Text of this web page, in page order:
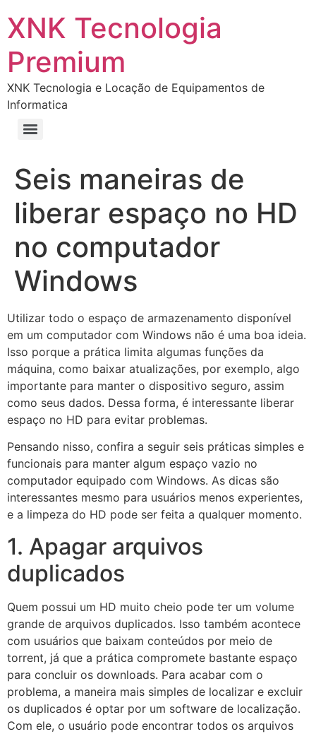
XNK Tecnologia
Premium
XNK Tecnologia e Locação de Equipamentos de
Informatica
Seis maneiras de
liberar espaço no HD
no computador
Windows
Utilizar todo o espaço de armazenamento disponível
em um computador com Windows não é uma boa ideia.
Isso porque a prática limita algumas funções da
máquina, como baixar atualizações, por exemplo, algo
importante para manter o dispositivo seguro, assim
como seus dados. Dessa forma, é interessante liberar
espaço no HD para evitar problemas.
Pensando nisso, confira a seguir seis práticas simples e
funcionais para manter algum espaço vazio no
computador equipado com Windows. As dicas são
interessantes mesmo para usuários menos experientes,
e a limpeza do HD pode ser feita a qualquer momento.
1. Apagar arquivos
duplicados
Quem possui um HD muito cheio pode ter um volume
grande de arquivos duplicados. Isso também acontece
com usuários que baixam conteúdos por meio de
torrent, já que a prática compromete bastante espaço
para concluir os downloads. Para acabar com o
problema, a maneira mais simples de localizar e excluir
os duplicados é optar por um software de localização.
Com ele, o usuário pode encontrar todos os arquivos